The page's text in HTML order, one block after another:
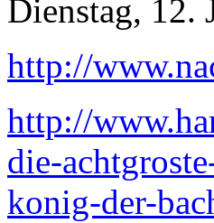
Dienstag, 12.
http://
http://
die-
konig-der-